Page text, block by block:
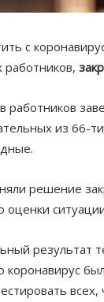
с
работников,
работников
из 66-
решение
оценки
результат
коронавирус